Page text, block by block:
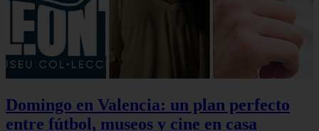
Domingo en Valencia: un plan perfecto
entre fútbol, museos y cine en casa